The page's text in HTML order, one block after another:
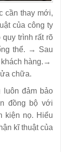
cần thay mới,
của công ty
trình rất rõ
thể. → Sau
hàng.→
chữa.
luôn đảm bảo
đồng bộ với
kiện nọ. Hiểu
kĩ thuật của